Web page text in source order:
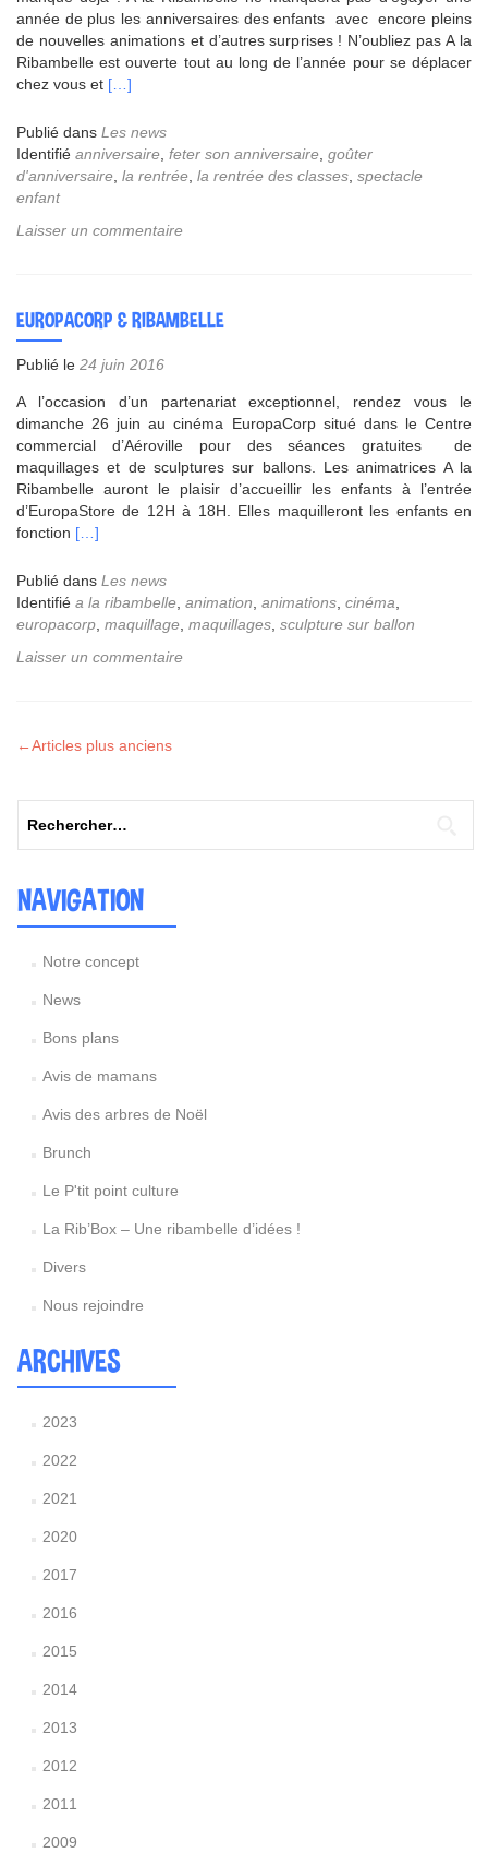
année de plus les anniversaires des enfants avec encore pleins
de nouvelles animations et d’autres surprises ! N’oubliez pas A la
Ribambelle est ouverte tout au long de l’année pour se déplacer
chez vous et En
plus
surC’est
la
la
[…]
Publié dans Les news
Identifié anniversaire, feter son anniversaire, goûter
d'anniversaire, la rentrée, la rentrée des classes, spectacle
enfant
Laisser un commentaire
EUROPACORP & RIBAMBELLE
Publié le 24 juin 2016
A l’occasion d’un partenariat exceptionnel, rendez vous le
dimanche 26 juin au cinéma EuropaCorp situé dans le Centre
commercial d’Aéroville pour des séances gratuites de
maquillages et de sculptures sur ballons. Les animatrices A la
Ribambelle auront le plaisir d’accueillir les enfants à l’entrée
d’EuropaStore de 12H à 18H. Elles maquilleront les enfants en
fonction En
plus
surEuropaCorp
&
[…]
Publié dans Les news
Identifié a la ribambelle, animation, animations, cinéma,
europacorp, maquillage, maquillages, sculpture sur ballon
Laisser un commentaire
Articles plus anciens
←
NAVIGATION
Notre concept
News
Bons plans
Avis de mamans
Avis des arbres de Noël
Brunch
Le P'tit point culture
La Rib’Box – Une ribambelle d’idées !
Divers
Nous rejoindre
ARCHIVES
2023
2022
2021
2020
2017
2016
2015
2014
2013
2012
2011
2009